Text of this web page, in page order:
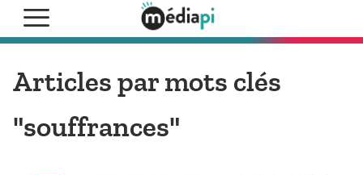
Articles par mots clés
"souffrances"